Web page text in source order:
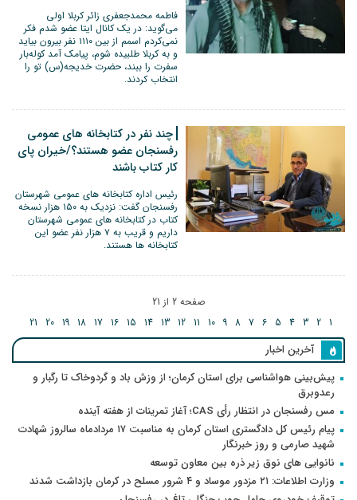
فاطمه محمدجعفری زائر کربلا اولی
می‌گوید: در یک کانال ایتا عضو شدم فکر
نمی‌کردم اسمم از بین ۱۱۱۰ نفر بیرون بیاید
و به کربلا طلبیده شوم، پیامک آمد کوله‌بار
سفرت را ببند، حضرت خدیجه(س) تو را
انتخاب کردند.
چند نفر در کتابخانه های عمومی
رفسنجان عضو هستند؟/خیران پای
کار کتاب باشند
رئیس اداره کتابخانه های عمومی شهرستان
رفسنجان گفت: نزدیک به ۱۵۰ هزار نسخه
کتاب در کتابخانه های عمومی شهرستان
داریم و قریب به ۷ هزار نفر عضو این
کتابخانه ها هستند.
صفحه 2 از 21
1
2
3
4
5
6
7
8
9
10
11
12
13
14
15
16
17
18
19
20
21
آخرین اخبار
پیش‌بینی هواشناسی برای استان کرمان؛ از وزش باد و گردوخاک تا رگبار و
رعدوبرق
مس رفسنجان در انتظار رأی CAS؛ آغاز تمرینات از هفته آینده
پیام رئیس کل دادگستری استان کرمان به مناسبت ۱۷ مردادماه سالروز شهادت
شهید صارمی و روز خبرنگار
نانوایی های نوق زیر ذره بین معاون توسعه
وزارت اطلاعات: ۲۱ مزدور موساد و ۴ شرور مسلح در کرمان بازداشت شدند